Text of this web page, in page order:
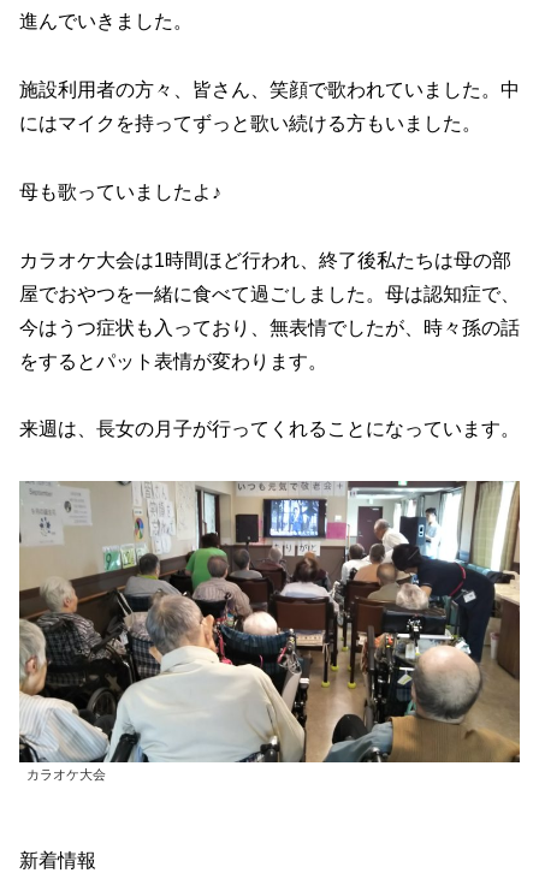
進んでいきました。
施設利用者の方々、皆さん、笑顔で歌われていました。中
にはマイクを持ってずっと歌い続ける方もいました。
母も歌っていましたよ♪
カラオケ大会は1時間ほど行われ、終了後私たちは母の部
屋でおやつを一緒に食べて過ごしました。母は認知症で、
今はうつ症状も入っており、無表情でしたが、時々孫の話
をするとパット表情が変わります。
来週は、長女の月子が行ってくれることになっています。
カラオケ大会
新着情報